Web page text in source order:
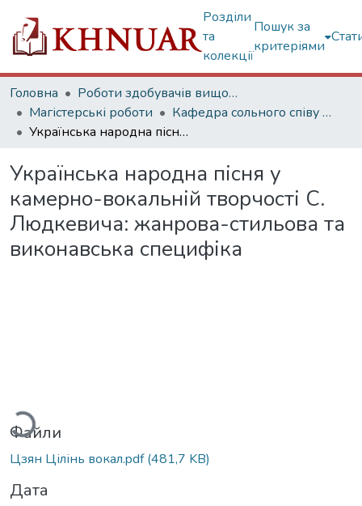
Розділи
та
колекції
Пошук за
критеріями
Головна
Роботи здобувачів вищої освіти
Магістерські роботи
Кафедра сольного співу та оперної підготовки
Українська народна пісня у камерно-вокальній творчості С. Людкевича: жанрова-стильова та виконавська специфіка
Українська народна пісня у
камерно-вокальній творчості С.
Людкевича: жанрова-стильова та
виконавська специфіка
Файли
Цзян Цілінь вокал.pdf(481,7 KB)
Дата